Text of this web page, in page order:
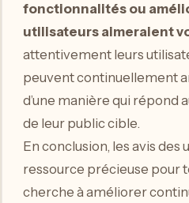
fonctionnalités ou
utilisateurs aimeraient
attentivement leurs
peuvent continuellement
d’une manière qui répond
de leur public cible.
En conclusion, les avis des
ressource précieuse pour
cherche à améliorer